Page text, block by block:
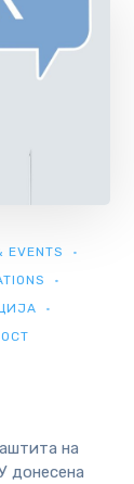
EVENTS
на
донесенa